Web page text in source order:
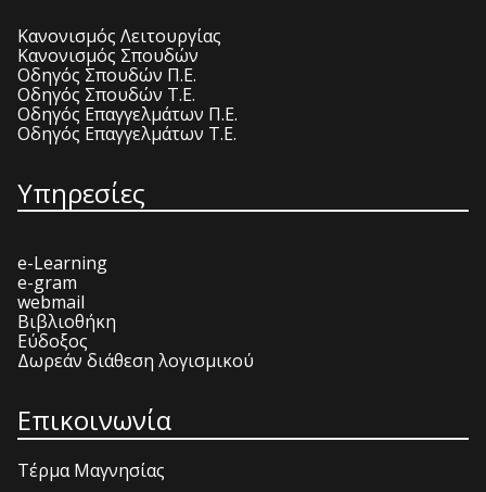
Κανονισμός Λειτουργίας
Κανονισμός Σπουδών
Οδηγός Σπουδών Π.Ε.
Οδηγός Σπουδών Τ.Ε.
Οδηγός Επαγγελμάτων Π.Ε.
Οδηγός Επαγγελμάτων Τ.Ε.
Υπηρεσίες
e-Learning
e-gram
webmail
Βιβλιοθήκη
Εύδοξος
Δωρεάν διάθεση λογισμικού
Επικοινωνία
Τέρμα Μαγνησίας